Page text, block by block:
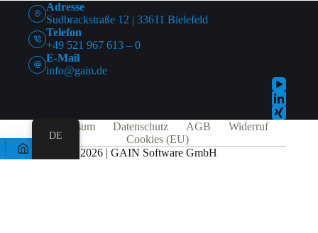
Adresse
Sudbrackstraße 12 | 33611 Bielefeld
Telefon
+49 521 967 613 – 0
E-Mail
info@gain.de
Impressum Datenschutz AGB
Widerruf
Cookies (EU)
© 2026 | GAIN Software GmbH
DE